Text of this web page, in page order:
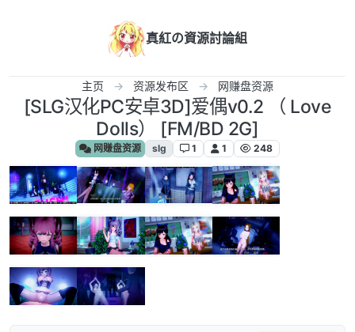
真紅の資源討論組
主页 资源发布区 网赚盘资源
[SLG汉化PC安卓3D]爱偶v0.2 （ Love
Dolls） [FM/BD 2G]
网赚盘资源 slg 1 1 248